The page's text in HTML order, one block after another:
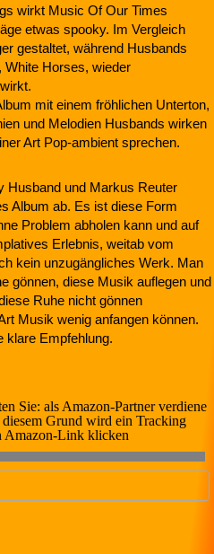
wirkt Music Of Our Times
etwas spooky. Im Vergleich
gestaltet, während Husbands
White Horses, wieder
mit einem fröhlichen Unterton,
und Melodien Husbands wirken
Art Pop-ambient sprechen.
Husband und Markus Reuter
Album ab. Es ist diese Form
Problem abholen kann und auf
Erlebnis, weitab vom
kein unzugängliches Werk. Man
gönnen, diese Musik auflegen und
Ruhe nicht gönnen
Musik wenig anfangen können.
klare Empfehlung.
Sie: als Amazon-Partner verdiene
Grund wird ein Tracking
Amazon-Link klicken